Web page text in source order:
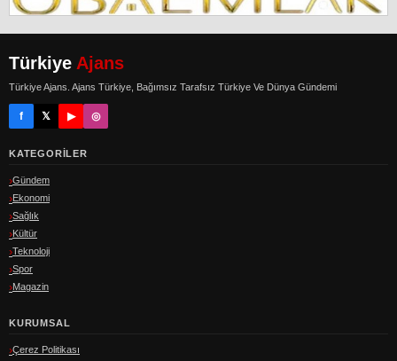
Türkiye Ajans
Türkiye Ajans. Ajans Türkiye, Bağımsız Tarafsız Türkiye Ve Dünya Gündemi
f 𝕏 ▶ ◎
KATEGORILER
Gündem
Ekonomi
Sağlık
Kültür
Teknoloji
Spor
Magazin
KURUMSAL
Çerez Politikası